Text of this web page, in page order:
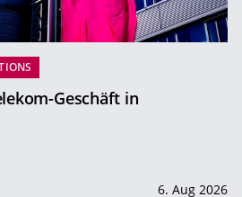
Geschäft in
6. Aug 2026